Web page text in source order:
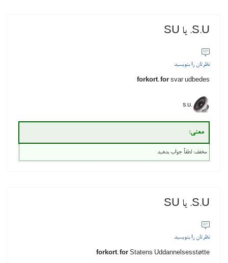
S.U. یا SU
نظرتان را بنویسید
forkort. for svar udbedes
s.u.
معنی‌:
مخفف: لطفاً جواب بدهید
S.U. یا SU
نظرتان را بنویسید
forkort. for Statens Uddannelsesstøtte